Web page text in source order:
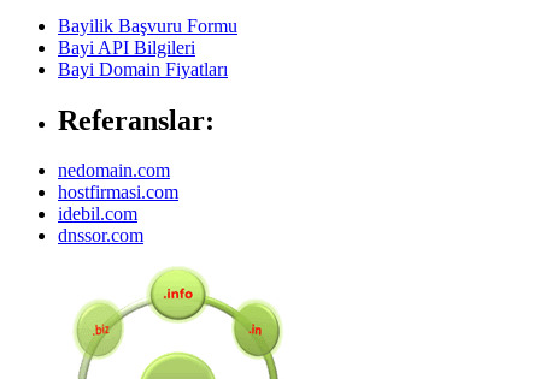
Bayilik Başvuru Formu
Bayi API Bilgileri
Bayi Domain Fiyatları
Referanslar:
nedomain.com
hostfirmasi.com
idebil.com
dnssor.com